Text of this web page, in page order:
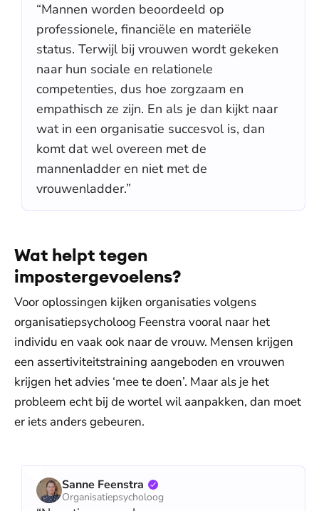
“Mannen worden beoordeeld op
professionele, financiële en materiële
status. Terwijl bij vrouwen wordt gekeken
naar hun sociale en relationele
competenties, dus hoe zorgzaam en
empathisch ze zijn. En als je dan kijkt naar
wat in een organisatie succesvol is, dan
komt dat wel overeen met de
mannenladder en niet met de
vrouwenladder.”
Wat helpt tegen
impostergevoelens?
Voor oplossingen kijken organisaties volgens
organisatiepsycholoog Feenstra vooral naar het
individu en vaak ook naar de vrouw. Mensen krijgen
een assertiviteitstraining aangeboden en vrouwen
krijgen het advies ‘mee te doen’. Maar als je het
probleem echt bij de wortel wil aanpakken, dan moet
er iets anders gebeuren.
Sanne Feenstra
Organisatiepsycholoog